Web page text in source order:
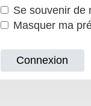
Se souvenir de
Masquer ma